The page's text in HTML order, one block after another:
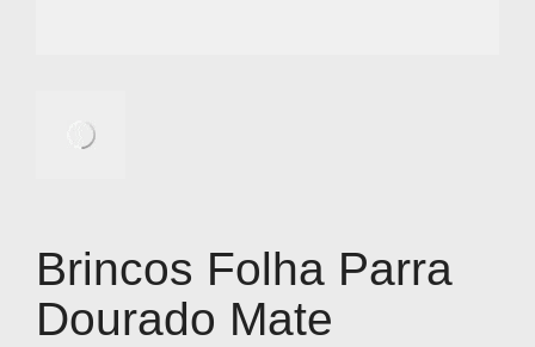
Brincos Folha Parra
Dourado Mate